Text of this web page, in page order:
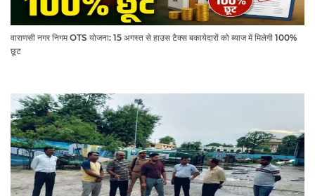
वाराणसी नगर निगम OTS योजना: 15 अगस्त से हाउस टैक्स बकायेदारों को ब्याज में मिलेगी 100%
छूट